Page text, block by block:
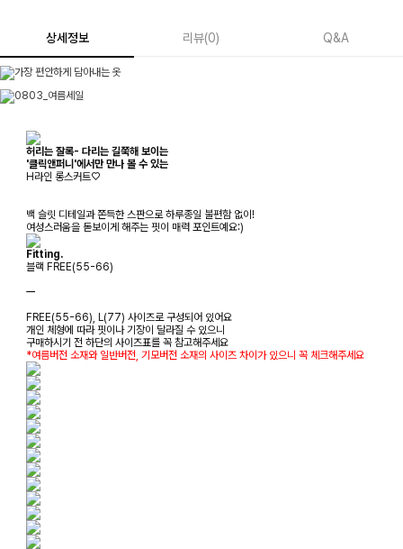
상세정보 리뷰(0) Q&A
허리는 잘록- 다리는 길쭉해 보이는
'클릭앤퍼니'에서만 만나 볼 수 있는
H라인 롱스커트♡
백 슬릿 디테일과 쫀득한 스판으로 하루종일 불편함 없이!
여성스러움을 돋보이게 해주는 핏이 매력 포인트예요:)
Fitting.
블랙 FREE(55-66)
ㅡ
FREE(55-66), L(77) 사이즈로 구성되어 있어요
개인 체형에 따라 핏이나 기장이 달라질 수 있으니
구매하시기 전 하단의 사이즈표를 꼭 참고해주세요
*여름버전 소재와 일반버전, 기모버전 소재의 사이즈 차이가 있으니 꼭 체크해주세요